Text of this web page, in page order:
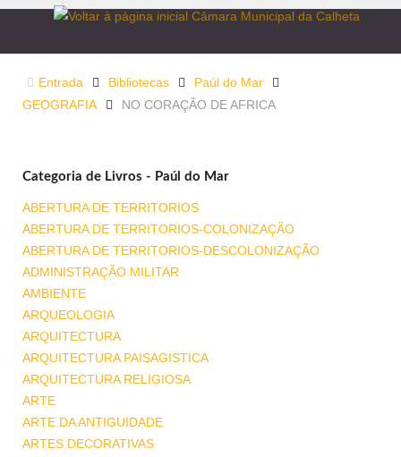
Entrada Bibliotecas
Paúl do Mar
GEOGRAFIA
NO CORAÇÃO DE AFRICA
Categoria de Livros - Paúl do Mar
ABERTURA DE TERRITORIOS
ABERTURA DE TERRITORIOS-COLONIZAÇÃO
ABERTURA DE TERRITORIOS-DESCOLONIZAÇÃO
ADMINISTRAÇÃO MILITAR
AMBIENTE
ARQUEOLOGIA
ARQUITECTURA
ARQUITECTURA PAISAGISTICA
ARQUITECTURA RELIGIOSA
ARTE
ARTE DA ANTIGUIDADE
ARTES DECORATIVAS